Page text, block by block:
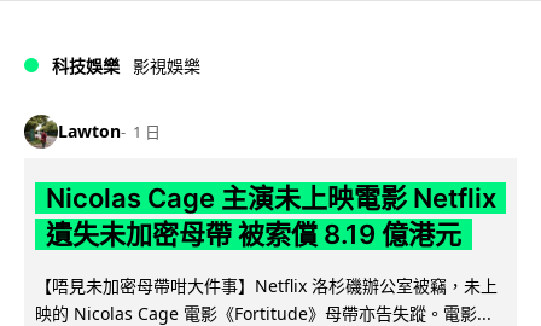
科技娛樂 影視娛樂
Lawton 1 日
Nicolas Cage 主演未上映電影 Netflix
遺失未加密母帶 被索償 8.19 億港元
【唔見未加密母帶咁大件事】Netflix 洛杉磯辦公室被竊，未上
映的 Nicolas Cage 電影《Fortitude》母帶亦告失蹤。電影...